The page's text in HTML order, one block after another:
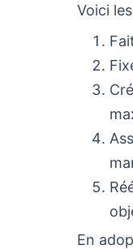
Voici
En